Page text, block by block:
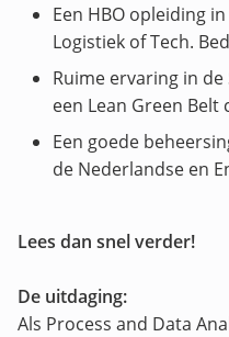
Een HBO opleiding
Logistiek of Tech.
Ruime ervaring in
een Lean Green
Een goede
de Nederlandse en
Lees dan snel verder!
De uitdaging:
Als Process and Data